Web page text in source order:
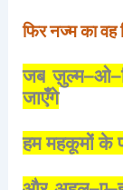
फिरनज्मकावह
जब ज़ुल्म–ओ–
जाएँगे
हम महकूमों के